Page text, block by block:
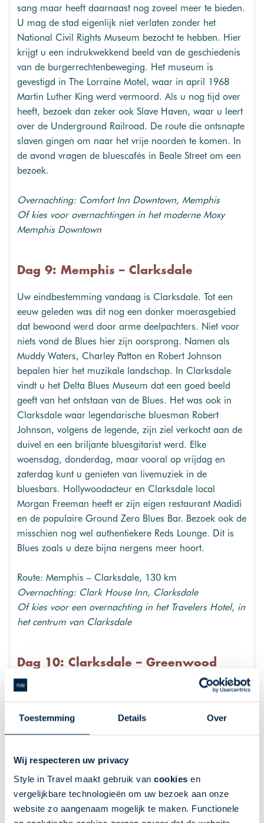
Toestemming Details Over
Wij respecteren uw privacy
Style in Travel maakt gebruik van cookies en
vergelijkbare technologieën om uw bezoek aan onze
website zo aangenaam mogelijk te maken. Functionele
sang maar heeft daarnaast nog zoveel meer te bieden.
U mag de stad eigenlijk niet verlaten zonder het
National Civil Rights Museum bezocht te hebben. Hier
krijgt u een indrukwekkend beeld van de geschiedenis
van de burgerrechtenbeweging. Het museum is
gevestigd in The Lorraine Motel, waar in april 1968
Martin Luther King werd vermoord. Als u nog tijd over
heeft, bezoek dan zeker ook Slave Haven, waar u leert
over de Underground Railroad. De route die ontsnapte
slaven gingen om naar het vrije noorden te komen. In
de avond vragen de bluescafés in Beale Street om een
bezoek.
Overnachting: Comfort Inn Downtown, Memphis
Of kies voor overnachtingen in het moderne Moxy
Memphis Downtown
Dag 9: Memphis – Clarksdale
Uw eindbestemming vandaag is Clarksdale. Tot een
eeuw geleden was dit nog een donker moerasgebied
dat bewoond werd door arme deelpachters. Niet voor
niets vond de Blues hier zijn oorsprong. Namen als
Muddy Waters, Charley Patton en Robert Johnson
bepalen hier het muzikale landschap. In Clarksdale
vindt u het Delta Blues Museum dat een goed beeld
geeft van het ontstaan van de Blues. Het was ook in
Clarksdale waar legendarische bluesman Robert
Johnson, volgens de legende, zijn ziel verkocht aan de
duivel en een briljante bluesgitarist werd. Elke
woensdag, donderdag, maar vooral op vrijdag en
zaterdag kunt u genieten van livemuziek in de
bluesbars. Hollywoodacteur en Clarksdale local
Morgan Freeman heeft er zijn eigen restaurant Madidi
en de populaire Ground Zero Blues Bar. Bezoek ook de
misschien nog wel authentiekere Reds Lounge. Dit is
Blues zoals u deze bijna nergens meer hoort.
Route: Memphis – Clarksdale, 130 km
Overnachting: Clark House Inn, Clarksdale
Of kies voor een overnachting in het Travelers Hotel, in
het centrum van Clarksdale
Dag 10: Clarksdale – Greenwood
Vandaag staat in het teken van de Mississippi Blues
niet lang, maar onderweg vindt u diverse musea en
andere bezienswaardigheden. Zoals het Grammy
belangrijkste landhuizen in de Mississippi Delta
waarvan wordt geclaimd dat hier blues is ontstaan. In
Leland is een fotostop bij de beroemde
muurschildering met verschillende bluesmuzikanten